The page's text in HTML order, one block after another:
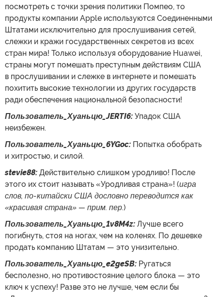
посмотреть с точки зрения политики Помпео, то
продукты компании Apple используются Соединенными
Штатами исключительно для прослушивания сетей,
слежки и кражи государственных секретов из всех
стран мира! Только используя оборудование Huawei,
страны могут помешать преступным действиям США
в прослушивании и слежке в интернете и помешать
похитить высокие технологии из других государств
ради обеспечения национальной безопасности!
Пользователь_Хуаньцю_JERTI6: Упадок США
неизбежен.
Пользователь_Хуаньцю_6YGoc: Попытка обобрать
и хитростью, и силой.
stevie88: Действительно слишком уродливо! После
этого их стоит называть «Уродливая страна»! (игра
слов, по-китайски США дословно переводится как
«красивая страна» — прим. пер.)
Пользователь_Хуаньцю_1v8M4z: Лучше всего
погибнуть, стоя на ногах, чем на коленях. По дешевке
продать компанию Штатам — это унизительно.
Пользователь_Хуаньцю_e2geSB: Ругаться
бесполезно, но противостояние целого блока — это
ключ к успеху! Разве это не лучше, чем если бы